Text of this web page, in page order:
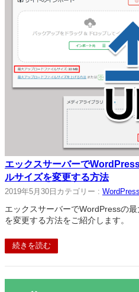
エックスサーバーで
ルサイズを変更する方法
2019年5月30日 カテゴリー : WordPress
エックスサーバーでWordPressの
を変更する方法をご紹介します。
続きを読む